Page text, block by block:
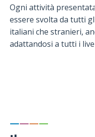
Ogni attività
essere svolta da tutti
italiani che stranieri,
adattandosi a tutti i
————